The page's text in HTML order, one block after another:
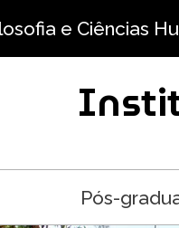
e Ciências
Pós-